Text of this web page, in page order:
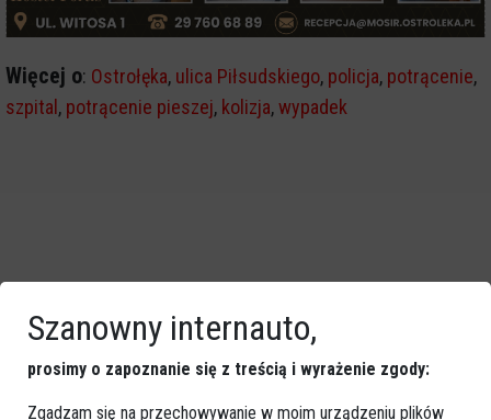
Więcej o: Ostrołęka, ulica Piłsudskiego, policja, potrącenie,
szpital, potrącenie pieszej, kolizja,wypadek
Szanowny internauto,
prosimy o zapoznanie się z treścią i wyrażenie zgody:
Zgadzam się na przechowywanie w moim urządzeniu plików